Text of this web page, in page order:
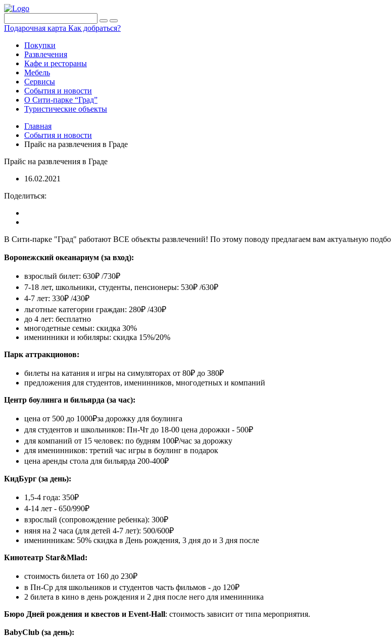
Подарочная карта Как добраться?
Покупки
Развлечения
Кафе и рестораны
Мебель
Сервисы
События и новости
О Сити-парке “Град”
Туристические объекты
Главная
События и новости
Прайс на развлечения в Граде
Прайс на развлечения в Граде
16.02.2021
Поделиться:
В Сити-парке "Град" работают ВСЕ объекты развлечений! По этому поводу предлагаем вам актуальную
Воронежский океанариум (за вход):
взрослый билет: 630₽ /730₽
7-18 лет, школьники, студенты, пенсионеры: 530₽ /630₽
4-7 лет: 330₽ /430₽
льготные категории граждан: 280₽ /430₽
до 4 лет: бесплатно
многодетные семьи: скидка 30%
именинники и юбиляры: скидка 15%/20%
Парк аттракционов:
билеты на катания и игры на симуляторах от 80₽ до 380₽
предложения для студентов, именинников, многодетных и компаний
Центр боулинга и бильярда (за час):
цена от 500 до 1000₽за дорожку для боулинга
для студентов и школьников: Пн-Чт до 18-00 цена дорожки - 500₽
для компаний от 15 человек: по будням 100₽/час за дорожку
для именинников: третий час игры в боулинг в подарок
цена аренды стола для бильярда 200-400₽
КидБург (за день):
1,5-4 года: 350₽
4-14 лет - 650/990₽
взрослый (сопровождение ребенка): 300₽
няня на 2 часа (для детей 4-7 лет): 500/600₽
именинникам: 50% скидка в День рождения, 3 дня до и 3 дня после
Кинотеатр Star&Mlad:
стоимость билета от 160 до 230₽
в Пн-Ср для школьников и студентов часть фильмов - до 120₽
2 билета в кино в день рождения и 2 дня после него для именинника
Бюро Дней рождения и квестов и Event-Hall: стоимость зависит от типа мероприятия.
BabyClub (за день):